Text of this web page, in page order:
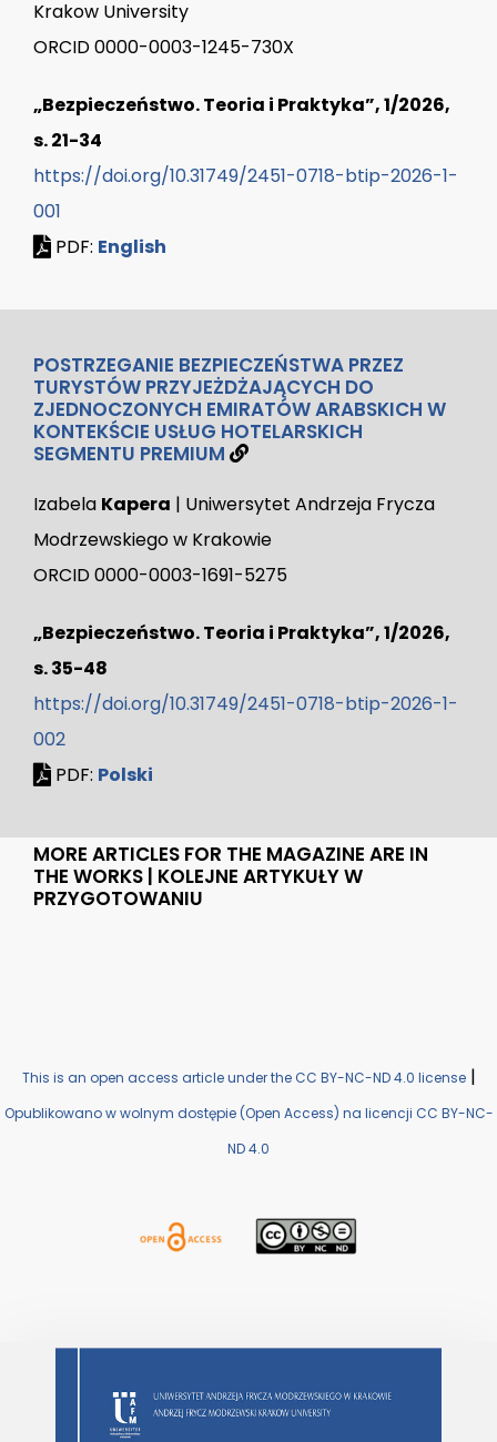
Krakow University
ORCID 0000-0003-1245-730X
„Bezpieczeństwo. Teoria i Praktyka”, 1/2026,
s. 21-34
https://doi.org/10.31749/2451-0718-btip-2026-1-
001
PDF: English
POSTRZEGANIE BEZPIECZEŃSTWA PRZEZ
TURYSTÓW PRZYJEŻDŻAJĄCYCH DO
ZJEDNOCZONYCH EMIRATÓW ARABSKICH W
KONTEKŚCIE USŁUG HOTELARSKICH
SEGMENTU PREMIUM
Izabela Kapera | Uniwersytet Andrzeja Frycza
Modrzewskiego w Krakowie
ORCID 0000-0003-1691-5275
„Bezpieczeństwo. Teoria i Praktyka”, 1/2026,
s. 35-48
https://doi.org/10.31749/2451-0718-btip-2026-1-
002
PDF: Polski
MORE ARTICLES FOR THE MAGAZINE ARE IN
THE WORKS | KOLEJNE ARTYKUŁY W
PRZYGOTOWANIU
This is an open access article under the CC BY-NC-ND 4.0 license|
Opublikowano w wolnym dostępie (Open Access) na licencji CC BY-NC-
ND 4.0